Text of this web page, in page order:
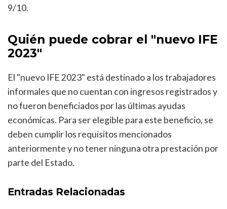
9/10.
Quién puede cobrar el "nuevo IFE
2023"
El "nuevo IFE 2023" está destinado a los trabajadores
informales que no cuentan con ingresos registrados y
no fueron beneficiados por las últimas ayudas
económicas. Para ser elegible para este beneficio, se
deben cumplir los requisitos mencionados
anteriormente y no tener ninguna otra prestación por
parte del Estado.
Entradas Relacionadas